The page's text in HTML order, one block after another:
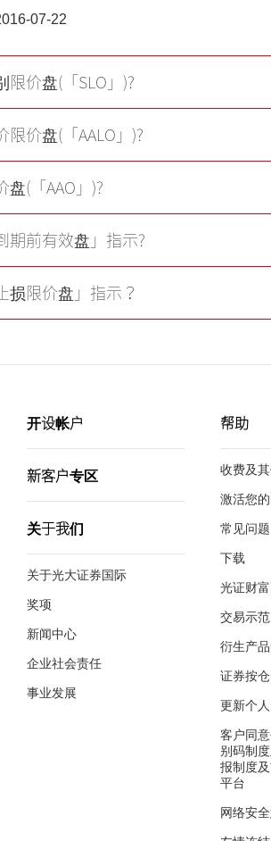
07-22
限价盘(「SLO」)?
限价盘(「AALO」)?
盘(「AAO」)?
期前有效盘」指示?
损限价盘」指示？
开设帐户
新客户专区
关于我们
关于光大证券国际
奖项
新闻中心
企业社会责任
事业发展
帮助
收费及
激活您
常见问题
下载
光证财
交易示范
衍生产
证券按
更新个
客户同
别码制
报制度
平台
网络安